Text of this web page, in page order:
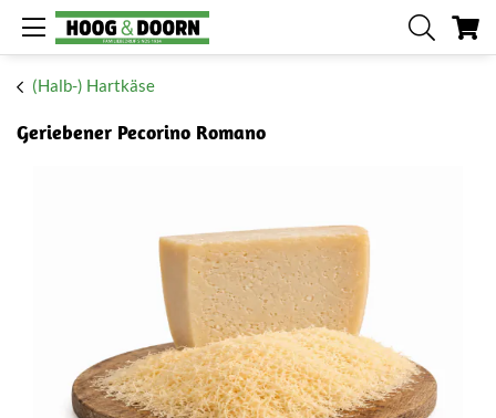
(Halb-) Hartkäse
Geriebener Pecorino Romano